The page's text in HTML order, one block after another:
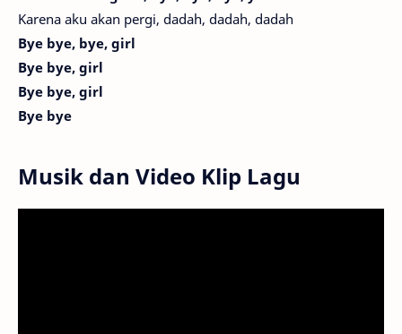
Karena aku akan pergi, dadah, dadah, dadah
Bye bye, bye, girl
Bye bye, girl
Bye bye, girl
Bye bye
Musik dan Video Klip Lagu